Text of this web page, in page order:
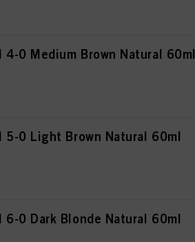
4-0 Medium Brown Natural 60ml
5-0 Light Brown Natural 60ml
6-0 Dark Blonde Natural 60ml